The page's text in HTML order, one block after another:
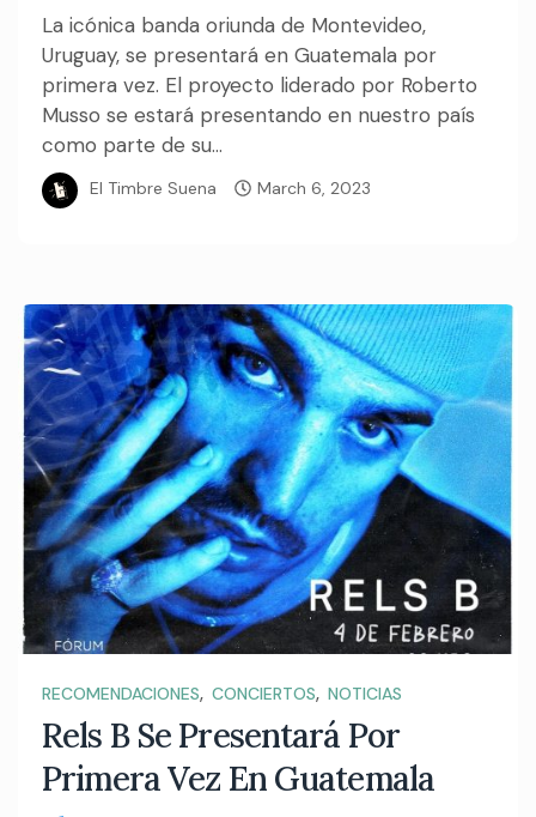
La icónica banda oriunda de Montevideo,
Uruguay, se presentará en Guatemala por
primera vez. El proyecto liderado por Roberto
Musso se estará presentando en nuestro país
como parte de su...
El Timbre Suena March 6, 2023
RECOMENDACIONES, CONCIERTOS, NOTICIAS
Rels B Se Presentará Por
Primera Vez En Guatemala